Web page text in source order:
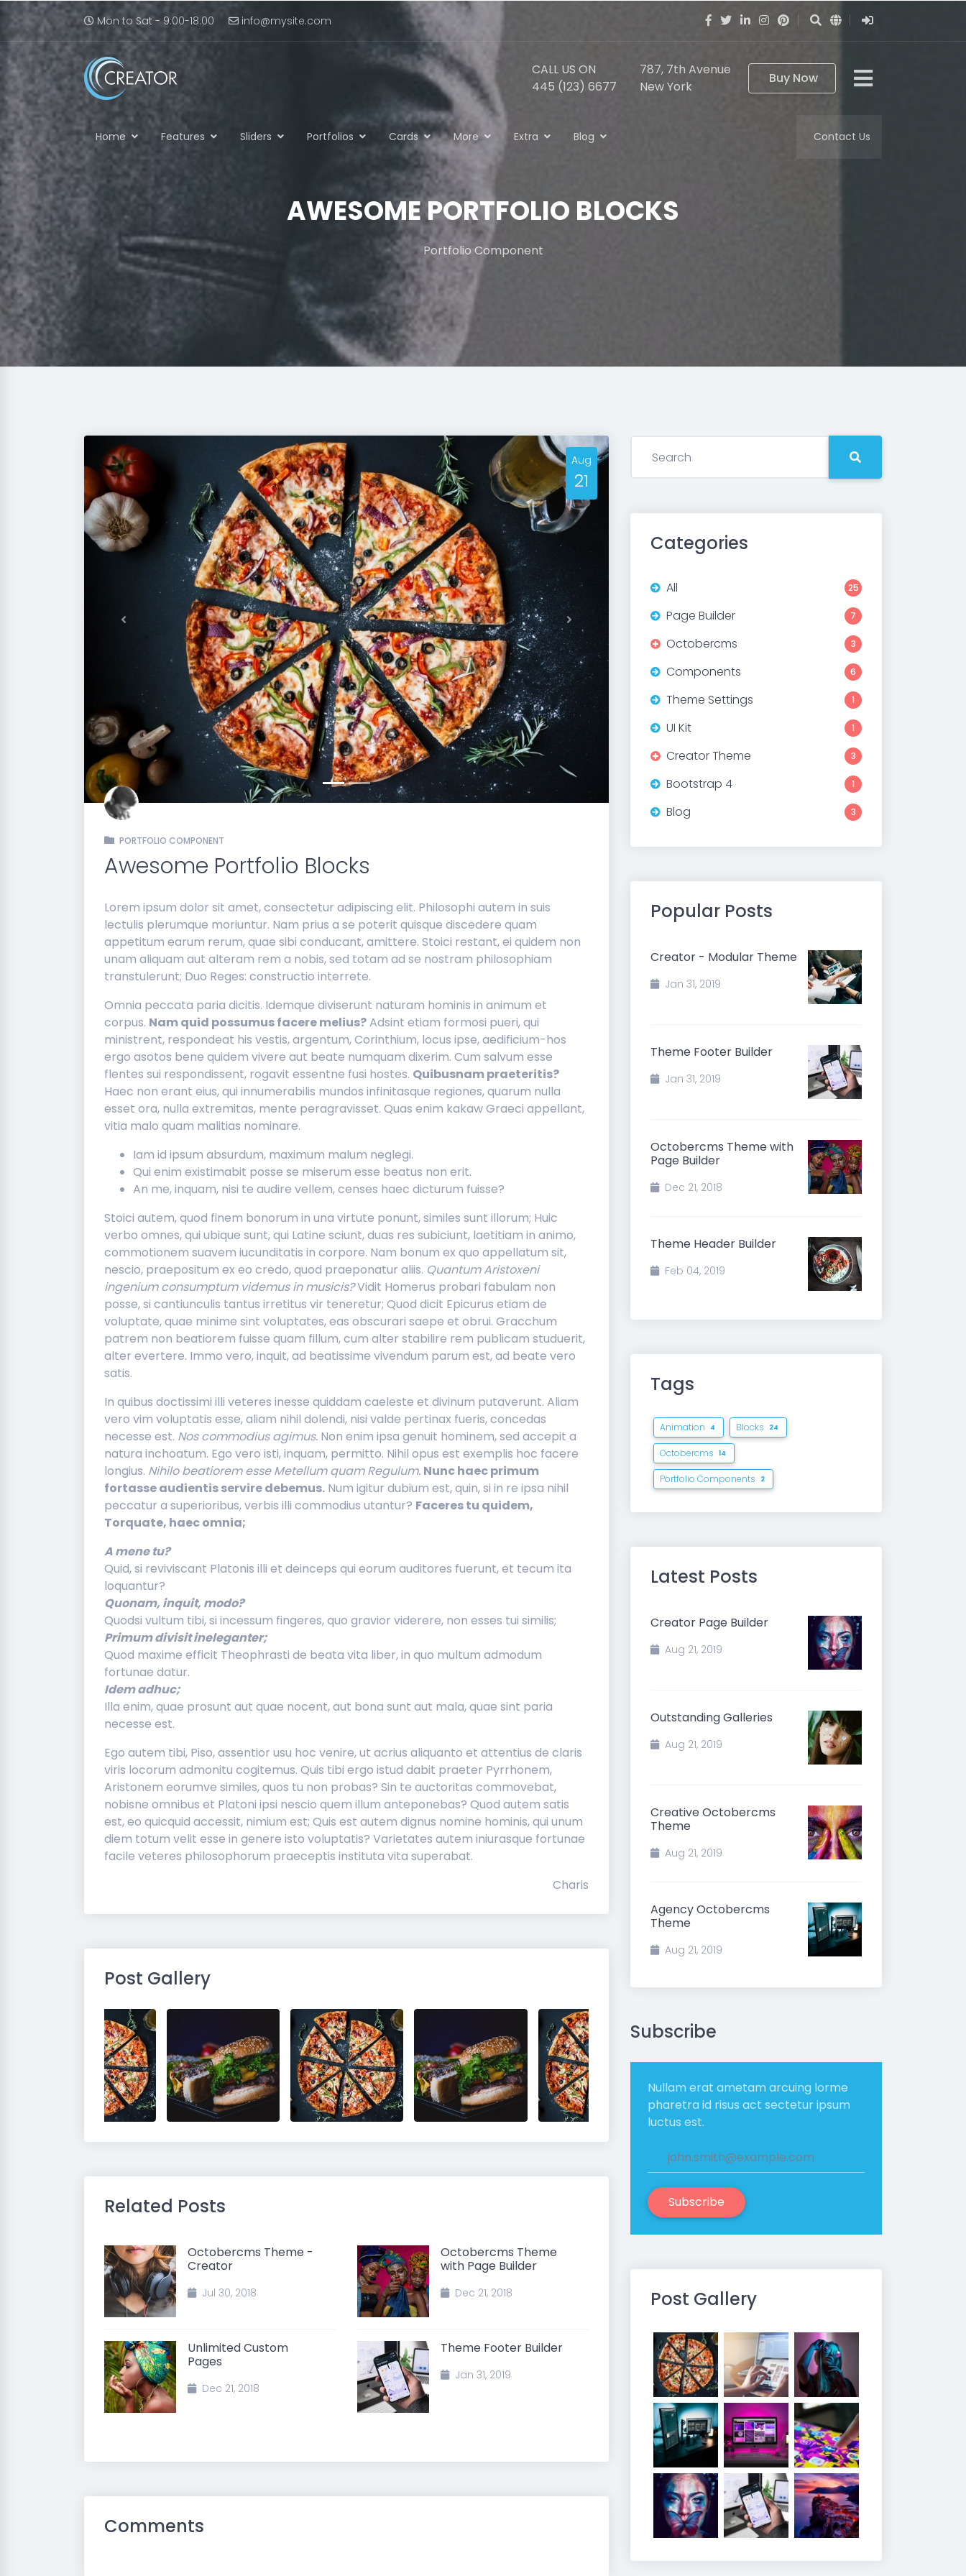
Mon to Sat - 9:00-18:00 info@mysite.com
CALL US ON
445 (123) 6677
787, 7th Avenue
New York
Buy Now
Home Features Sliders Portfolios Cards More Extra Blog Contact Us
AWESOME PORTFOLIO BLOCKS
Portfolio Component
Previous Next
Aug
21
PORTFOLIO COMPONENT
Awesome Portfolio Blocks
Lorem ipsum dolor sit amet, consectetur adipiscing elit. Philosophi autem in suis
lectulis plerumque moriuntur. Nam prius a se poterit quisque discedere quam
appetitum earum rerum, quae sibi conducant, amittere. Stoici restant, ei quidem non
unam aliquam aut alteram rem a nobis, sed totam ad se nostram philosophiam
transtulerunt; Duo Reges: constructio interrete.
Omnia peccata paria dicitis. Idemque diviserunt naturam hominis in animum et
corpus. Nam quid possumus facere melius?Adsint etiam formosi pueri, qui
ministrent, respondeat his vestis, argentum, Corinthium, locus ipse, aedificium-hos
ergo asotos bene quidem vivere aut beate numquam dixerim. Cum salvum esse
flentes sui respondissent, rogavit essentne fusi hostes. Quibusnam praeteritis?
Haec non erant eius, qui innumerabilis mundos infinitasque regiones, quarum nulla
esset ora, nulla extremitas, mente peragravisset. Quas enim kakaw Graeci appellant,
vitia malo quam malitias nominare.
Iam id ipsum absurdum, maximum malum neglegi.
Qui enim existimabit posse se miserum esse beatus non erit.
An me, inquam, nisi te audire vellem, censes haec dicturum fuisse?
Stoici autem, quod finem bonorum in una virtute ponunt, similes sunt illorum; Huic
verbo omnes, qui ubique sunt, qui Latine sciunt, duas res subiciunt, laetitiam in animo,
commotionem suavem iucunditatis in corpore. Nam bonum ex quo appellatum sit,
nescio, praepositum ex eo credo, quod praeponatur aliis. Quantum Aristoxeni
ingenium consumptum videmus in musicis?Vidit Homerus probari fabulam non
posse, si cantiunculis tantus irretitus vir teneretur; Quod dicit Epicurus etiam de
voluptate, quae minime sint voluptates, eas obscurari saepe et obrui. Gracchum
patrem non beatiorem fuisse quam fillum, cum alter stabilire rem publicam studuerit,
alter evertere. Immo vero, inquit, ad beatissime vivendum parum est, ad beate vero
satis.
In quibus doctissimi illi veteres inesse quiddam caeleste et divinum putaverunt. Aliam
vero vim voluptatis esse, aliam nihil dolendi, nisi valde pertinax fueris, concedas
necesse est. Nos commodius agimus. Non enim ipsa genuit hominem, sed accepit a
natura inchoatum. Ego vero isti, inquam, permitto. Nihil opus est exemplis hoc facere
longius. Nihilo beatiorem esse Metellum quam Regulum. Nunc haec primum
fortasse audientis servire debemus. Num igitur dubium est, quin, si in re ipsa nihil
peccatur a superioribus, verbis illi commodius utantur? Faceres tu quidem,
Torquate, haec omnia;
A mene tu?
Quid, si reviviscant Platonis illi et deinceps qui eorum auditores fuerunt, et tecum ita
loquantur?
Quonam, inquit, modo?
Quodsi vultum tibi, si incessum fingeres, quo gravior viderere, non esses tui similis;
Primum divisit ineleganter;
Quod maxime efficit Theophrasti de beata vita liber, in quo multum admodum
fortunae datur.
Idem adhuc;
Illa enim, quae prosunt aut quae nocent, aut bona sunt aut mala, quae sint paria
necesse est.
Ego autem tibi, Piso, assentior usu hoc venire, ut acrius aliquanto et attentius de claris
viris locorum admonitu cogitemus. Quis tibi ergo istud dabit praeter Pyrrhonem,
Aristonem eorumve similes, quos tu non probas? Sin te auctoritas commovebat,
nobisne omnibus et Platoni ipsi nescio quem illum anteponebas? Quod autem satis
est, eo quicquid accessit, nimium est; Quis est autem dignus nomine hominis, qui unum
diem totum velit esse in genere isto voluptatis? Varietates autem iniurasque fortunae
facile veteres philosophorum praeceptis instituta vita superabat.
Charis
Post Gallery
Related Posts
Octobercms Theme -
Creator
Jul 30, 2018
Unlimited Custom
Pages
Dec 21, 2018
Octobercms Theme
with Page Builder
Dec 21, 2018
Theme Footer Builder
Jan 31, 2019
Comments
Categories
All 25
Page Builder 7
Octobercms 3
Components 6
Theme Settings 1
UI Kit 1
Creator Theme 3
Bootstrap 4 1
Blog 3
Popular Posts
Creator - Modular Theme
Jan 31, 2019
Theme Footer Builder
Jan 31, 2019
Octobercms Theme with
Page Builder
Dec 21, 2018
Theme Header Builder
Feb 04, 2019
Tags
Animation 4 Blocks 24
Octobercms 14
Portfolio Components 2
Latest Posts
Creator Page Builder
Aug 21, 2019
Outstanding Galleries
Aug 21, 2019
Creative Octobercms
Theme
Aug 21, 2019
Agency Octobercms
Theme
Aug 21, 2019
Subscribe
Nullam erat ametam arcuing lorme
pharetra id risus act sectetur ipsum
luctus est.
Subscribe
Post Gallery